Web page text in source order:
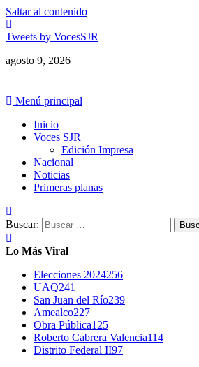
Saltar al contenido
Tweets by VocesSJR
agosto 9, 2026
Menú principal
Inicio
Voces SJR
Edición Impresa
Nacional
Noticias
Primeras planas
Buscar:
Lo Más Viral
Elecciones 2024256
UAQ241
San Juan del Río239
Amealco227
Obra Pública125
Roberto Cabrera Valencia114
Distrito Federal II97